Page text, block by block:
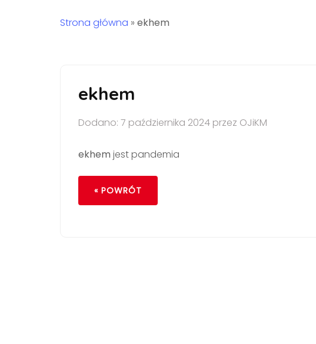
Strona główna » ekhem
ekhem
Dodano: 7 października 2024 przez OJiKM
ekhem jest pandemia
« POWRÓT